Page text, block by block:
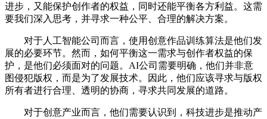
进步，又能保护创作者的权益，同时还能平衡各方利益。这需
要我们深入思考，并寻求一种公平、合理的解决方案。
对于人工智能公司而言，使用创意作品训练算法是他们发
展的必要环节。然而，如何平衡这一需求与创作者权益的保
护，是他们必须面对的问题。AI公司需要明确，他们并非意
图侵犯版权，而是为了发展技术。因此，他们应该寻求与版权
所有者进行合理、透明的协商，寻求共同发展的道路。
对于创意产业而言，他们需要认识到，科技进步是推动产